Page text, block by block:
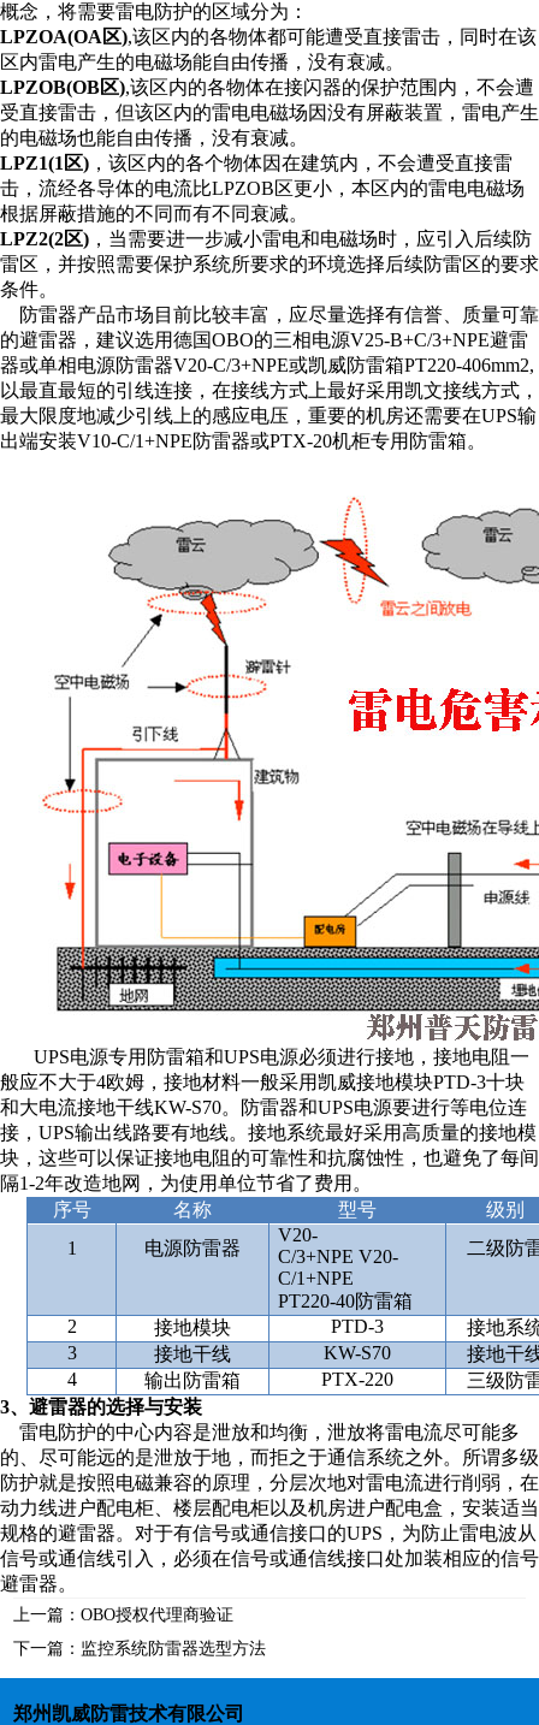
概念，将需要雷电防护的区域分为：
LPZOA(OA 区),该区内的各物体都可能遭受直接雷击，同时在该
区内雷电产生的电磁场能自由传播，没有衰减。
LPZOB(OB区),该区内的各物体在接闪器的保护范围内，不会遭
受直接雷击，但该区内的雷电电磁场因没有屏蔽装置，雷电产生
的电磁场也能自由传播，没有衰减。
LPZ1(1 区) ，该区内的各个物体因在建筑内，不会遭受直接雷
击，流经各导体的电流比LPZOB区更小，本区内的雷电电磁场
根据屏蔽措施的不同而有不同衰减。
LPZ2(2区) ，当需要进一步减小雷电和电磁场时，应引入后续防
雷区，并按照需要保护系统所要求的环境选择后续防雷区的要求
条件。
防雷器产品市场目前比较丰富，应尽量选择有信誉、质量可靠
的避雷器，建议选用德国OBO的三相电源V25-B+C/3+NPE避雷
器或单相电源防雷器V20-C/3+NPE或凯威防雷箱PT220-406mm2,
以最直最短的引线连接，在接线方式上最好采用凯文接线方式，
最大限度地减少引线上的感应电压，重要的机房还需要在UPS输
出端安装V10-C/1+NPE防雷器或PTX-20机柜专用防雷箱。
UPS电源专用防雷箱和UPS电源必须进行接地，接地电阻一
般应不大于4欧姆，接地材料一般采用凯威接地模块PTD-3十块
和大电流接地干线KW-S70。防雷器和UPS电源要进行等电位连
接， UPS输出线路要有地线。接地系统最好采用高质量的接地模
块，这些可以保证接地电阻的可靠性和抗腐蚀性，也避免了每间
隔1-2年改造地网，为使用单位节省了费用。
序号
名称 型号
级别
1
电源防雷器
V20-
C/3+NPE V20-
C/1+NPE
PT220-40防雷箱
二级防
2 接地模块 PTD-3
接地系
3
接地干线 KW-S70
接地干
4
输出防雷箱 PTX-220
三级防
3、 避雷器的选择与安装
雷电防护的中心内容是泄放和均衡，泄放将雷电流尽可能多
的、尽可能远的是泄放于地，而拒之于通信系统之外。所谓多级
防护就是按照电磁兼容的原理，分层次地对雷电流进行削弱，在
动力线进户配电柜、楼层配电柜以及机房进户配电盒，安装适当
规格的避雷器。对于有信号或通信接口的UPS ，为防止雷电波从
信号或通信线引入，必须在信号或通信线接口处加装相应的信号
避雷器。
上一篇：OBO授权代理商验证
下一篇： 监控系统防雷器选型方法
郑州凯威防雷技术有限公司